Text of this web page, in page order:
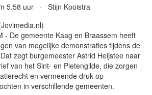
5.58 uur · Stijn Kooistra
- De gemeente Kaag en Braassem heeft
van mogelijke demonstraties tijdens de
zegt burgemeester Astrid Heijstee naar
van het Sint- en Pietengilde, die zorgen
en vermeende druk op
in verschillende gemeenten.